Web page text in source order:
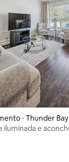
média de 5, 78
⋅ Thunder Bay
iluminada e